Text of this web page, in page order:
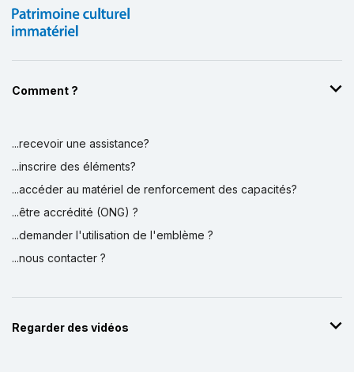
Comment ?
...recevoir une assistance?
...inscrire des éléments?
...accéder au matériel de renforcement des capacités?
...être accrédité (ONG) ?
...demander l'utilisation de l'emblème ?
...nous contacter ?
Regarder des vidéos